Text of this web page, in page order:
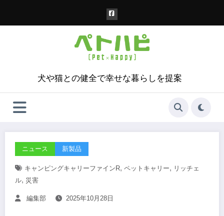
犬や猫との健全で幸せな暮らしを提案
ニュース 新製品
キャンピングキャリーファインR, ペットキャリー, リッチェ
ル, 災害
編集部 2025年10月28日